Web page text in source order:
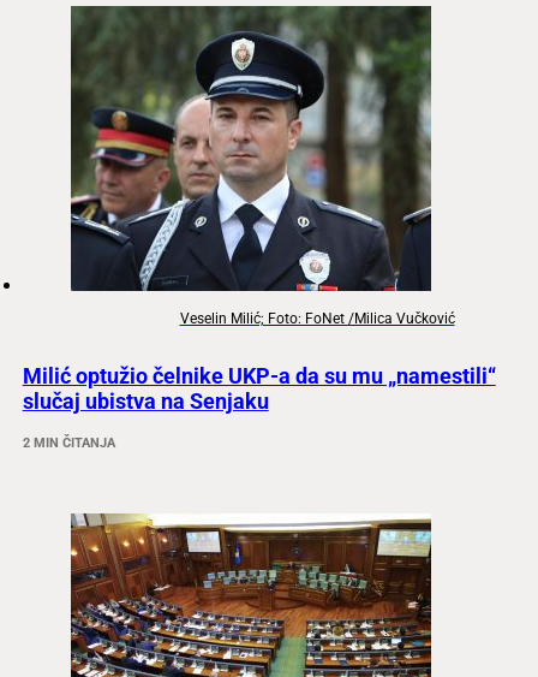
Veselin Milić; Foto: FoNet /Milica Vučković
Milić optužio čelnike UKP-a da su mu „namestili“
slučaj ubistva na Senjaku
2 MIN ČITANJA